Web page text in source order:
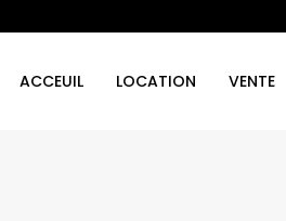
ACCEUIL LOCATION VENTE